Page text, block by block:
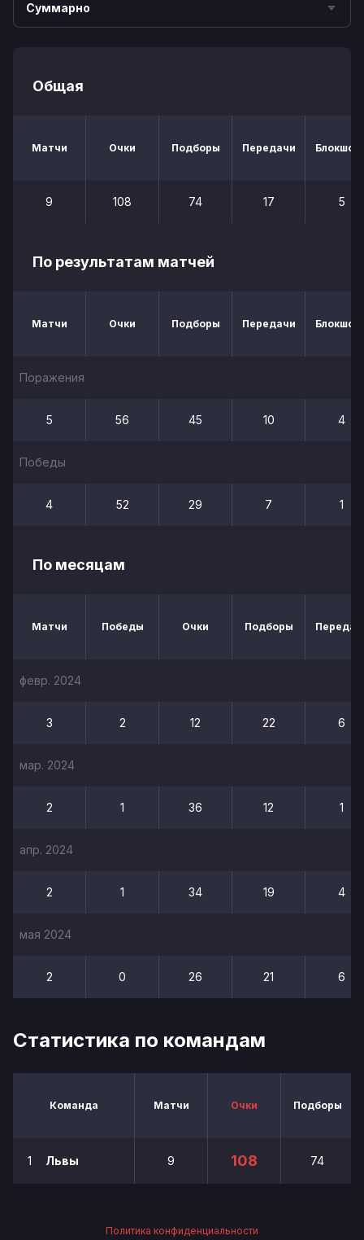
Суммарно
Общая
Матчи Очки Подборы Передачи
9 108 74 17 5
По результатам матчей
Матчи Очки Подборы Передачи
Поражения
5 56 45 10 4
Победы
4 52 29 7 1
По месяцам
Матчи Победы Очки Подборы
февр. 2024
3 2 12 22 6
мар. 2024
2 1 36 12 1
апр. 2024
2 1 34 19 4
мая 2024
2 0 26 21 6
Статистика по командам
Команда Матчи Очки Подборы
1 Львы 9 108 74
Политика конфиденциальности